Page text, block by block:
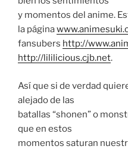
y momentos del anime.
la página
fansubers http://
http://lililicious.cjb.net.
Así que si de verdad
alejado de las
batallas “shonen” o
que en estos
momentos saturan